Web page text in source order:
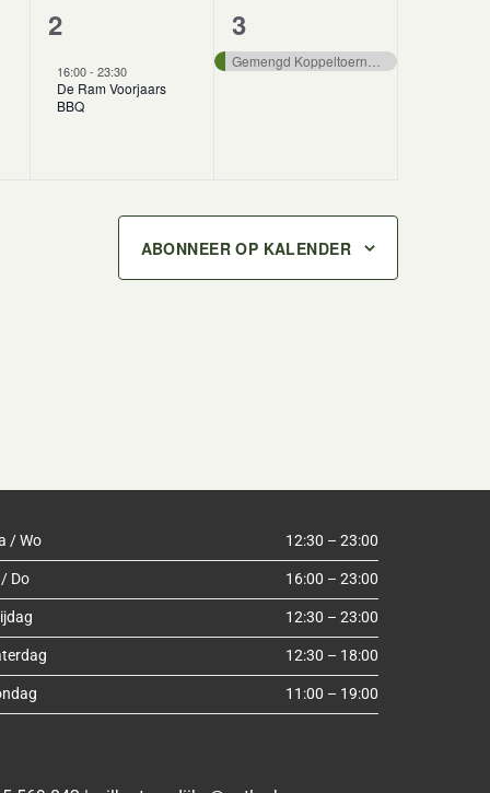
1
evenement,
2
16:00-23:30
De Ram Voorjaars
BBQ
1
evenement,
3
ABONNEER OP KALENDER
/ Wo 12:30 – 23:00
/ Do 16:00 – 23:00
12:30 – 23:00
12:30 – 18:00
11:00 – 19:00